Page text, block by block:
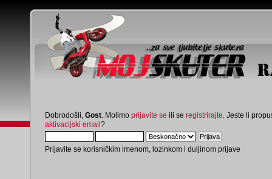
Dobrodošli, Gost . Molimo prijavite se ili se registrirajte . Jeste li
aktivacijski email?
Prijavite se korisničkim imenom, lozinkom i duljinom prijave